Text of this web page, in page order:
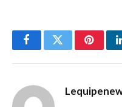
FacebookTwitter